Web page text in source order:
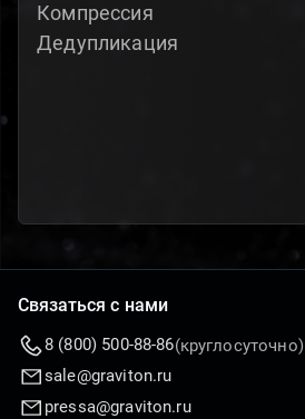
Компрессия
Дедупликация
Связаться с нами
8 (800) 500-88-86(круглосуточно)
sale@graviton.ru
pressa@graviton.ru